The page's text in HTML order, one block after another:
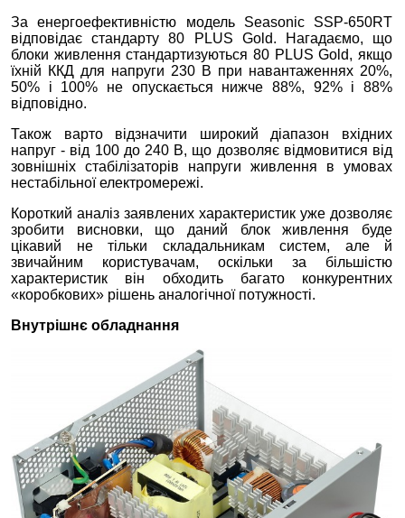
За енергоефективністю модель Seasonic SSP-650RT
відповідає стандарту 80 PLUS Gold. Нагадаємо, що
блоки живлення стандартизуються 80 PLUS Gold, якщо
їхній ККД для напруги 230 В при навантаженнях 20%,
50% і 100% не опускається нижче 88%, 92% і 88%
відповідно.
Також варто відзначити широкий діапазон вхідних
напруг - від 100 до 240 В, що дозволяє відмовитися від
зовнішніх стабілізаторів напруги живлення в умовах
нестабільної електромережі.
Короткий аналіз заявлених характеристик уже дозволяє
зробити висновки, що даний блок живлення буде
цікавий не тільки складальникам систем, але й
звичайним користувачам, оскільки за більшістю
характеристик він обходить багато конкурентних
«коробкових» рішень аналогічної потужності.
Внутрішнє обладнання